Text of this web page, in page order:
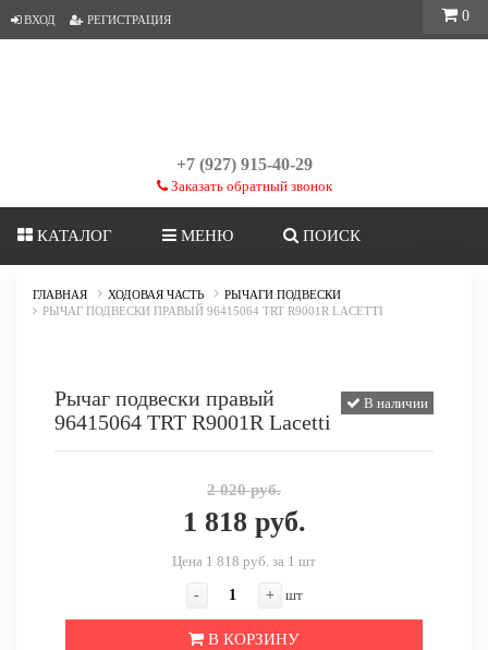
ВХОД РЕГИСТРАЦИЯ
+7 (927) 915-40-29
Заказать обратный звонок
КАТАЛОГ МЕНЮ ПОИСК
ГЛАВНАЯ ХОДОВАЯ ЧАСТЬ
РЫЧАГИ ПОДВЕСКИ
РЫЧАГ ПОДВЕСКИ ПРАВЫЙ 96415064 TRT R9001R LACETTI
В наличии
Рычаг подвески правый
96415064 TRT R9001R Lacetti
2 020 руб.
1 818 руб.
Цена 1 818 руб. за 1 шт
- + шт
В КОРЗИНУ
0